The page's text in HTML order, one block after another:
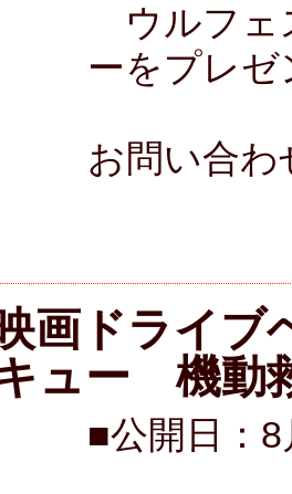
ウルフェ
ーをプレゼ
お問い合
画ドライブ
ュー 機動
■公開日：